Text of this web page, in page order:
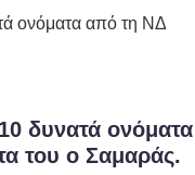
δυνατά ονόματα
του ο Σαμαράς.